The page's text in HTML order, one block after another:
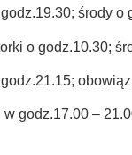
środy
o godz.10.30;
godz.17.00 –